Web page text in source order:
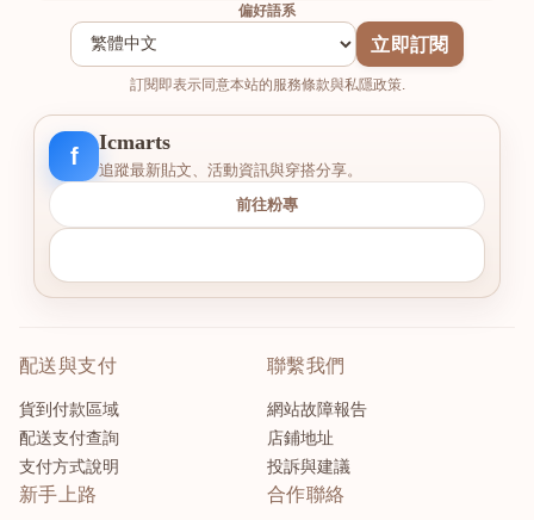
偏好語系
立即訂閱
訂閱即表示同意本站的服務條款與私隱政策.
f
Icmarts
追蹤最新貼文、活動資訊與穿搭分享。
前往粉專
配送與支付
貨到付款區域
配送支付查詢
支付方式說明
聯繫我們
網站故障報告
店鋪地址
投訴與建議
新手上路 合作聯絡